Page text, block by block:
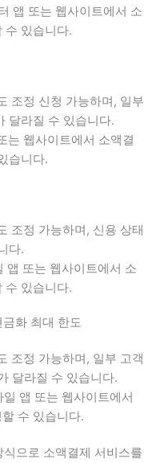
앱 또는 웹사이트에서 소
수 있습니다.
조정 신청 가능하며, 일부
달라질 수 있습니다.
는 웹사이트에서 소액결
습니다.
조정 가능하며, 신용 상태
다.
앱 또는 웹사이트에서 소
수 있습니다.
화 최대 한도
조정 가능하며, 일부 고객
달라질 수 있습니다.
앱 또는 웹사이트에서
수 있습니다.
으로 소액결제 서비스를